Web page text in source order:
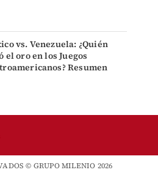
vs. Venezuela: ¿Quién
el oro en los Juegos
Resumen
© GRUPO MILENIO 2026